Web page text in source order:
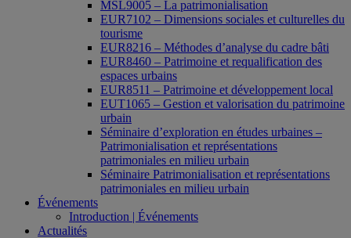
MSL9005 – La patrimonialisation
EUR7102 – Dimensions sociales et culturelles du
tourisme
EUR8216 – Méthodes d’analyse du cadre bâti
EUR8460 – Patrimoine et requalification des
espaces urbains
EUR8511 – Patrimoine et développement local
EUT1065 – Gestion et valorisation du patrimoine
urbain
Séminaire d’exploration en études urbaines –
Patrimonialisation et représentations
patrimoniales en milieu urbain
Séminaire Patrimonialisation et représentations
patrimoniales en milieu urbain
Événements
Introduction | Événements
Actualités